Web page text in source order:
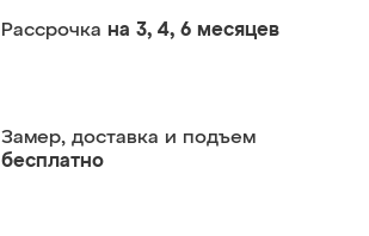
Рассрочка на 3, 4, 6 месяцев
Замер, доставка и подъем
бесплатно